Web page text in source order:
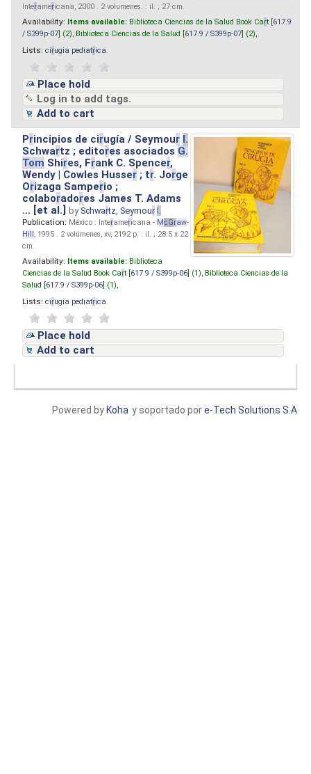
Interamericana, 2000 . 2 volumenes. : il. ; 27 cm.
Availability: Items available: Biblioteca Ciencias de la Salud Book Cart [ 617.9
/ S399p-07 ] (2), Biblioteca Ciencias de la Salud [ 617.9 / S399p-07 ] (2),
Lists: cirugia pediatrica
Place hold
Log in to add tags.
Add to cart
Principios de cirugía / Seymour I.
Schwartz ; editores asociados G.
Tom Shires, Frank C. Spencer,
Wendy | Cowles Husser ; tr. Jorge
Orizaga Samperio ;
colaboradores James T. Adams
... [et al.]by Schwartz, Seymour I.
Publication: México : Interamericana - McGraw-
Hill, 1995 . 2 volúmenes, xv, 2192 p. : il. ; 28.5 x 22
cm.
Availability: Items available: Biblioteca
Ciencias de la Salud Book Cart [ 617.9 / S399p-06 ] (1), Biblioteca Ciencias de la
Salud [ 617.9 / S399p-06 ] (1),
Lists: cirugia pediatrica
Place hold
Add to cart
y soportado pore-Tech Solutions S.A
Powered by Koha